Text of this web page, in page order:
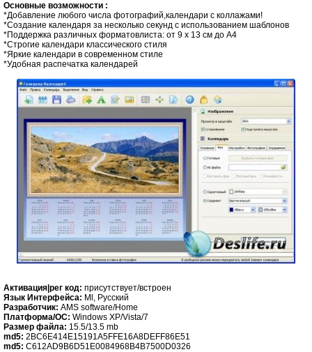
Основные возможности :
*Добавление любого числа фотографий,календари с коллажами!
*Создание календаря за несколько секунд с использованием шаблонов
*Поддержка различных форматовлиста: от 9 x 13 см до A4
*Строгие календари классического стиля
*Яркие календари в современном стиле
*Удобная распечатка календарей
Активация|рег код: присутствует/встроен
Язык Интерфейса: Ml, Русский
Разработчик: AMS software/Home
Платформа/ОС: Windows XP/Vista/7
Размер файла: 15.5/13.5 mb
md5: 2BC6E414E15191A5FFE16A8DEFF86E51
md5: C612AD9B6D51E0084968B4B7500D0326